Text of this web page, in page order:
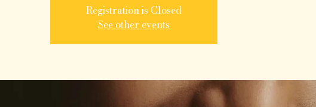
Registration is Closed
See other events